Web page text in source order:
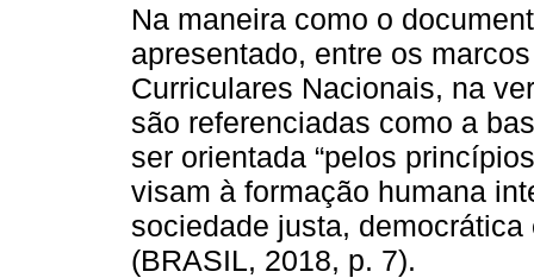
Na maneira como o
apresentado, entre os
Curriculares Nacionais, na
são referenciadas como a
ser orientada “pelos
visam à formação humana
sociedade justa,
(BRASIL, 2018, p. 7).